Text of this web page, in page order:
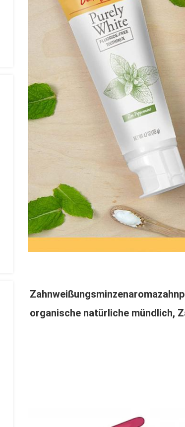
organische natürliche mündlich,